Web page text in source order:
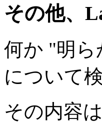
その他、
何か "明ら
について
その内容